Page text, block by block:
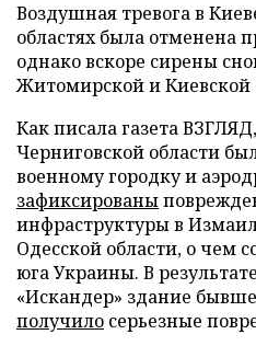
Воздушная тревога в
областях была отменена
однако вскоре сирены
Житомирской и Киевской
Как писала газета
Черниговской области
военному городку и
зафиксированы
инфраструктуры в
Одесской области, о чем
юга Украины. В
«Искандер» здание
получило серьезные